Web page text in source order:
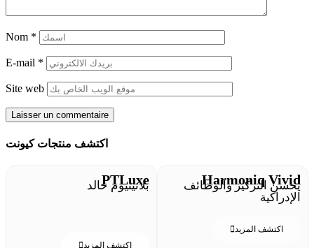
Nom *
E-mail *
Site web
اكتشف منتجات كيونت
PTLuxe
بلاتينيوم خالد
اكتشف المزيد
Harmoniq Vivid
يحسن التركيز والوظائف
الإدراكية
اكتشف المزيد